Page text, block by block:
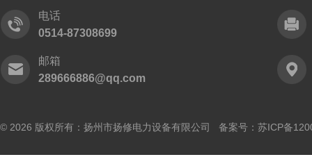
电话
0514-87308699
邮箱
289666886@qq.com
© 2026 版权所有：扬州市扬修电力设备有限公司 备案号： 苏ICP备